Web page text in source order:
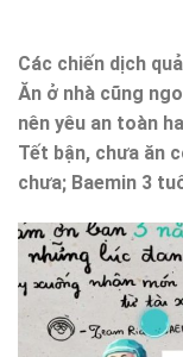
Các chiến dịch
Ăn ở nhà cũng
nên yêu an toàn
Tết bận, chưa ăn
chưa; Baemin 3